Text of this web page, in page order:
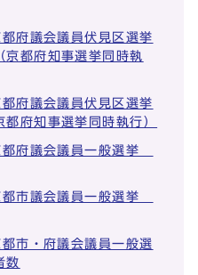
府議会議員伏見区選挙
都府知事選挙同時執
府議会議員伏見区選挙
府知事選挙同時執行）
府議会議員一般選挙
市議会議員一般選挙
市・府議会議員一般選
数